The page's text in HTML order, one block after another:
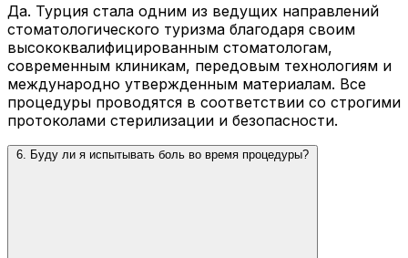
Да. Турция стала одним из ведущих направлений
стоматологического туризма благодаря своим
высококвалифицированным стоматологам,
современным клиникам, передовым технологиям и
международно утвержденным материалам. Все
процедуры проводятся в соответствии со строгими
протоколами стерилизации и безопасности.
6. Буду ли я испытывать боль во время процедуры?